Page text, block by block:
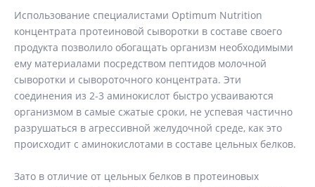
Использование специалистами Optimum Nutrition
концентрата протеиновой сыворотки в составе своего
продукта позволило обогащать организм необходимыми
ему материалами посредством пептидов молочной
сыворотки и сывороточного концентрата. Эти
соединения из 2-3 аминокислот быстро усваиваются
организмом в самые сжатые сроки, не успевая частично
разрушаться в агрессивной желудочной среде, как это
происходит с аминокислотами в составе цельных белков.
Зато в отличие от цельных белков в протеиновых